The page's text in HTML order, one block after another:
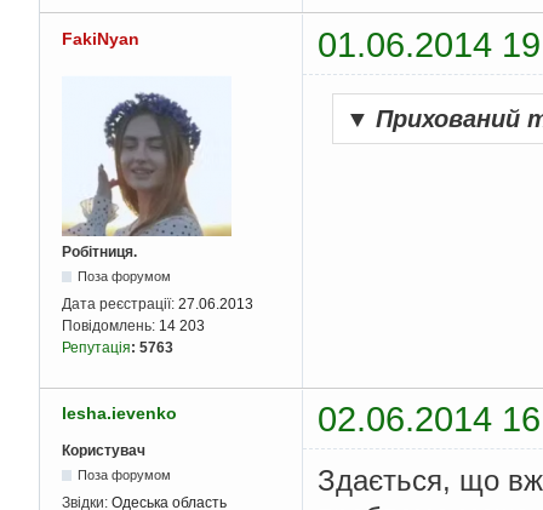
FakiNyan 01.06.2014
Робітниця.
Поза форумом
Дата реєстрації: 27.06.2013
Повідомлень: 14 203
Репутація: 5763
▼ Прихований
lesha.ievenko 02.06.2014
Користувач
Поза форумом
Звідки: Одеська область
Здається, що